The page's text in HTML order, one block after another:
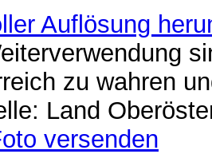
Auflösung
zu wahren
Land
versenden